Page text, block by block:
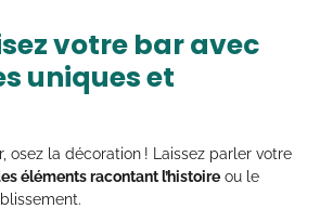
votre bar avec
uniques et
osez la décoration ! Laissez parler votre
éléments racontant l’histoire ou le